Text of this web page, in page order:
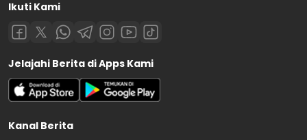
Ikuti Kami
Jelajahi Berita di Apps Kami
Kanal Berita